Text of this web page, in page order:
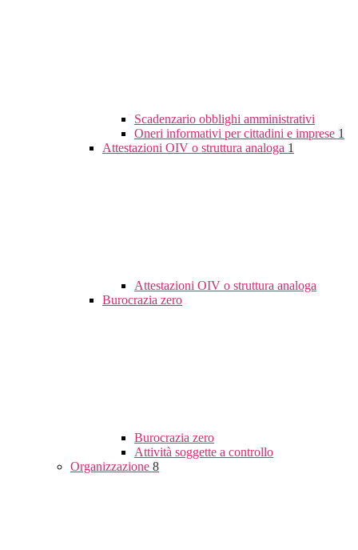
Scadenzario obblighi amministrativi
Oneri informativi per cittadini e imprese 1
Attestazioni OIV o struttura analoga 1
Attestazioni OIV o struttura analoga
Burocrazia zero
Burocrazia zero
Attività soggette a controllo
Organizzazione 8